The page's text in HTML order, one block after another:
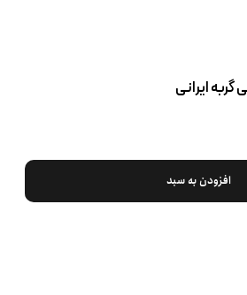
ایرانی
افزودن به سبد